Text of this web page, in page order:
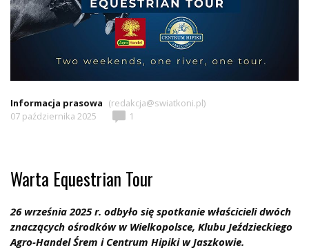
Informacja prasowa (redakcja@swiatkoni.pl)
07 października 2025
1
Warta Equestrian Tour
26 września 2025 r. odbyło się spotkanie właścicieli dwóch
znaczących ośrodków w Wielkopolsce, Klubu Jeździeckiego
Agro-Handel Śrem i Centrum Hipiki w Jaszkowie.